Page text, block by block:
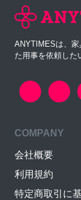
ANYTIMESは、家
た用事を依頼した
COMPANY
会社概要
利用規約
特定商取引に